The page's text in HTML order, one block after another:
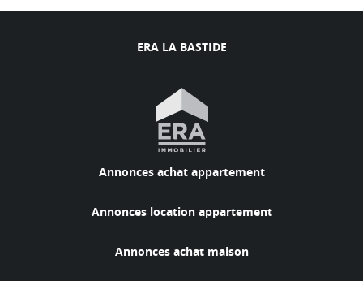
ERA LA BASTIDE
Annonces achat appartement
Annonces location appartement
Annonces achat maison